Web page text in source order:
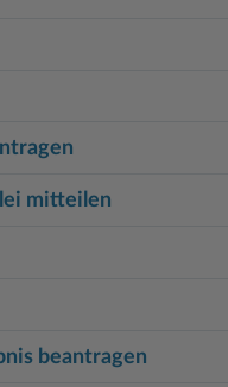
mitteilen
beantragen